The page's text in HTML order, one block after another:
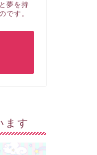
夢を持
です。
ます